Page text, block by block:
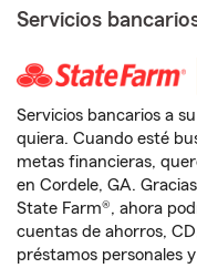
Servicios
Servicios bancarios a
quiera. Cuando esté
metas financieras,
en Cordele, GA.
State Farm®, ahora
cuentas de ahorros,
préstamos personales